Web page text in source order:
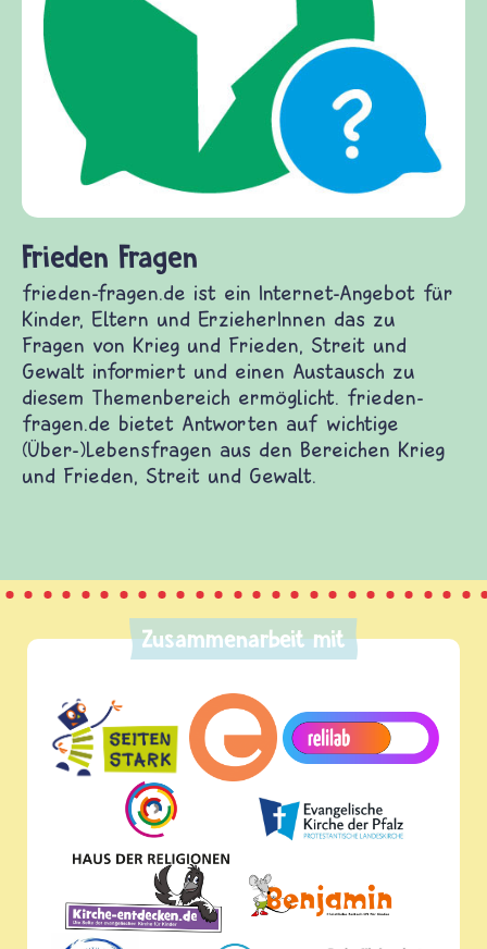
Frieden Fragen
frieden-fragen.de ist ein Internet-Angebot für
Kinder, Eltern und ErzieherInnen das zu
Fragen von Krieg und Frieden, Streit und
Gewalt informiert und einen Austausch zu
diesem Themenbereich ermöglicht. frieden-
fragen.de bietet Antworten auf wichtige
(Über-)Lebensfragen aus den Bereichen Krieg
und Frieden, Streit und Gewalt.
Zusammenarbeit mit